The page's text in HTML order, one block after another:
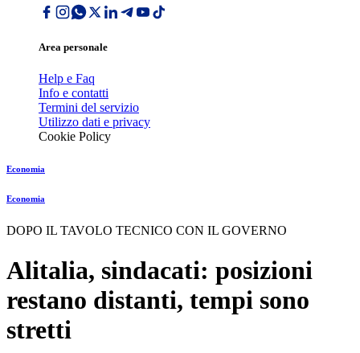
Area personale
Help e Faq
Info e contatti
Termini del servizio
Utilizzo dati e privacy
Cookie Policy
Economia
Economia
DOPO IL TAVOLO TECNICO CON IL GOVERNO
Alitalia, sindacati: posizioni
restano distanti, tempi sono
stretti